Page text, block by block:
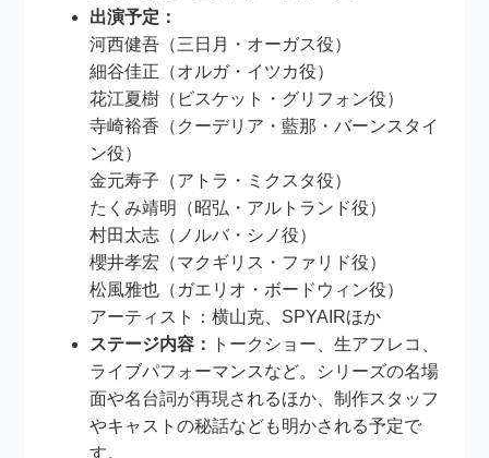
出演予定：
河西健吾（三日月・オーガス役）
細谷佳正（オルガ・イツカ役）
花江夏樹（ビスケット・グリフォン役）
寺崎裕香（クーデリア・藍那・バーンスタイ
ン役）
金元寿子（アトラ・ミクスタ役）
たくみ靖明（昭弘・アルトランド役）
村田太志（ノルバ・シノ役）
櫻井孝宏（マクギリス・ファリド役）
松風雅也（ガエリオ・ボードウィン役）
アーティスト：横山克、SPYAIRほか
ステージ内容：
トークショー、生アフレコ、
ライブパフォーマンスなど。シリーズの名場
面や名台詞が再現されるほか、制作スタッフ
やキャストの秘話なども明かされる予定で
す。